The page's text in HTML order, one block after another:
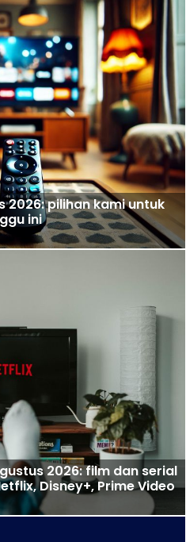
2026: pilihan kami untuk
ini
2026: film dan serial
Disney+, Prime Video